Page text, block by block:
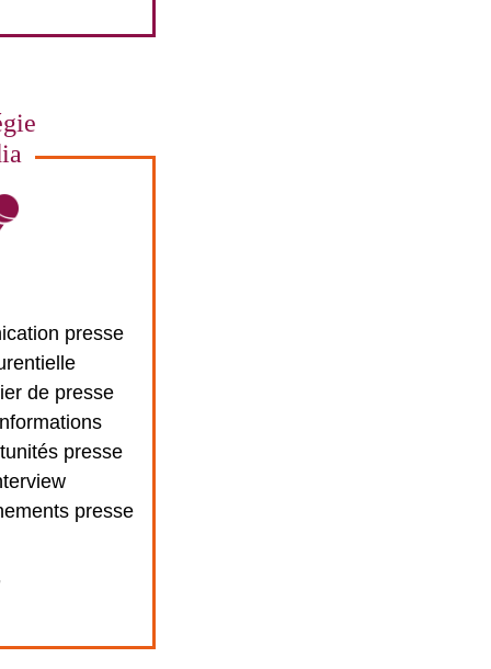
presse
de presse
presse
presse